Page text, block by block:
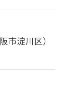
市淀川区）